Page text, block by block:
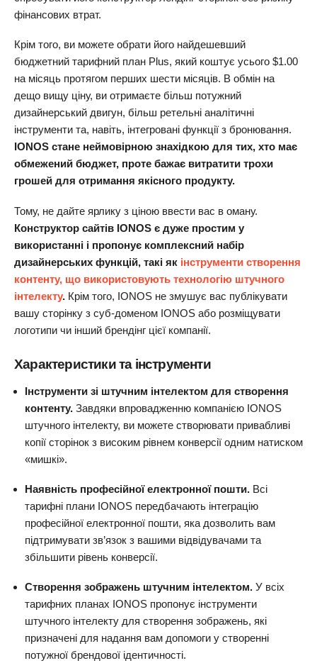
фінансових втрат.
Крім того, ви можете обрати його найдешевший
бюджетний тарифний план Plus, який коштує усього $1.00
на місяць протягом перших шести місяців. В обмін на
дещо вищу ціну, ви отримаєте більш потужний
дизайнерський двигун, більш ретельні аналітичні
інструменти та, навіть, інтегровані функції з бронювання.
IONOS стане неймовірною знахідкою для тих, хто має
обмежений бюджет, проте бажає витратити трохи
грошей для отримання якісного продукту.
Тому, не дайте ярлику з ціною ввести вас в оману.
Конструктор сайтів IONOS є дуже простим у
використанні і пропонує комплексний набір
дизайнерських функцій, такі як інструменти створення
контенту, що використовують технологію штучного
інтелекту. Крім того, IONOS не змушує вас публікувати
вашу сторінку з суб-доменом IONOS або розміщувати
логотипи чи інший брендінг цієї компанії.
Характеристики та інструменти
Інструменти зі штучним інтелектом для створення
контенту. Завдяки впровадженню компанією IONOS
штучного інтелекту, ви можете створювати привабливі
копії сторінок з високим рівнем конверсії одним натиском
«мишкі».
Наявність професійної електронної пошти. Всі
тарифні плани IONOS передбачають інтеграцію
професійної електронної пошти, яка дозволить вам
підтримувати зв’язок з вашими відвідувачами та
збільшити рівень конверсії.
Створення зображень штучним інтелектом. У всіх
тарифних планах IONOS пропонує інструменти
штучного інтелекту для створення зображень, які
призначені для надання вам допомоги у створенні
потужної брендової ідентичності.